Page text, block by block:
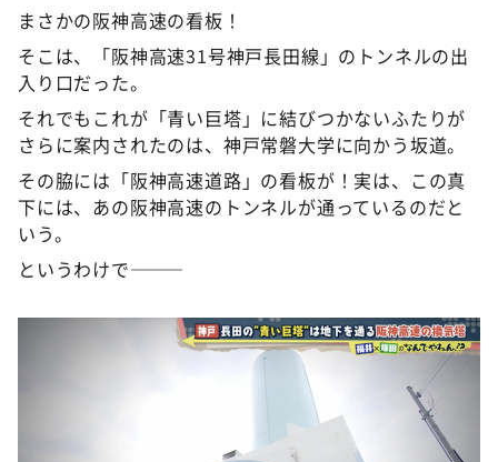
まさかの阪神高速の看板！
そこは、「阪神高速31号神戸長田線」のトンネルの出
入り口だった。
それでもこれが「青い巨塔」に結びつかないふたりが
さらに案内されたのは、神戸常磐大学に向かう坂道。
その脇には「阪神高速道路」の看板が！実は、この真
下には、あの阪神高速のトンネルが通っているのだと
いう。
というわけで———